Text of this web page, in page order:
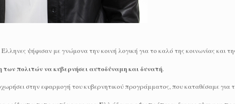
ψήφισαν με γνώμονα την κοινή λογική για το καλό της κοινωνίας και
των πολιτών να κυβερνήσει αυτοδύναμη και δυνατή.
στην εφαρμογή του κυβερνητικού προγράμματος, που καταθέσαμε για